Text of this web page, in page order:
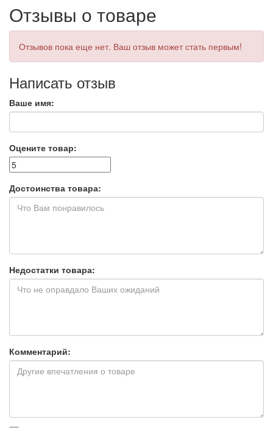
Отзывы о товаре
Отзывов пока еще нет. Ваш отзыв может стать первым!
Написать отзыв
Ваше имя:
Оцените товар:
Достоинства товара:
Недостатки товара:
Комментарий: